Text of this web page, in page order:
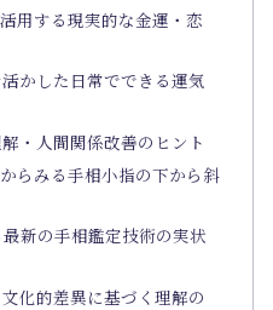
用する現実的な金運・恋
かした日常でできる運気
・人間関係改善のヒント
らみる手相小指の下から斜
新の手相鑑定技術の実状
化的差異に基づく理解の